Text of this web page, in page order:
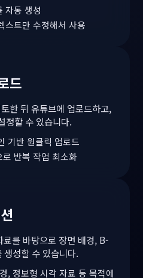
자동 생성
스트만 수정해서 사용
드
한 뒤 유튜브에 업로드하고,
정할 수 있습니다.
기반 원클릭 업로드
로 반복 작업 최소화
를 바탕으로 장면 배경, B-
성할 수 있습니다.
, 정보형 시각 자료 등 목적에